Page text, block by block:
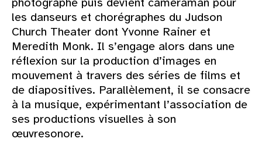
les danseurs et chorégraphes du Judson
Church Theater dont Yvonne Rainer et
Meredith Monk. Il s’engage alors dans une
réflexion sur la production d’images en
mouvement à travers des séries de films et
de diapositives. Parallèlement, il se consacre
à la musique, expérimentant l’association de
ses productions visuelles à son
œuvresonore.